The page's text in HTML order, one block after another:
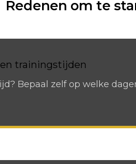
Redenen om te
trainingstijden
Bepaal zelf op welke